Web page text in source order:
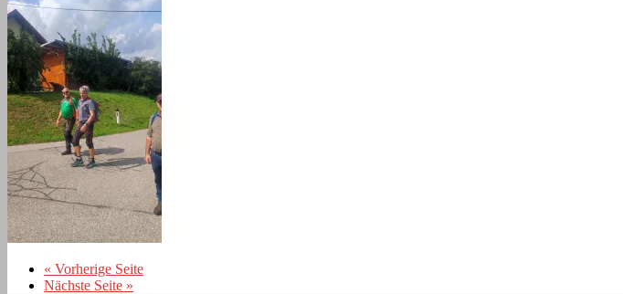
« Vorherige Seite
Nächste Seite »